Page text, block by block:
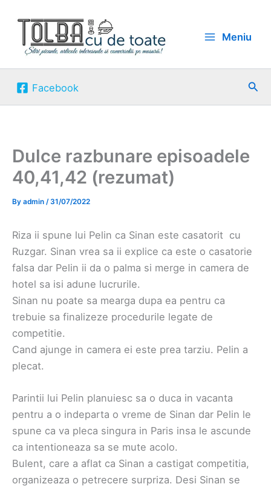
content
Meniu
Facebook
Dulce razbunare episoadele
40,41,42 (rezumat)
By admin /31/07/2022
Riza ii spune lui Pelin ca Sinan este casatorit cu
Ruzgar. Sinan vrea sa ii explice ca este o casatorie
falsa dar Pelin ii da o palma si merge in camera de
hotel sa isi adune lucrurile.
Sinan nu poate sa mearga dupa ea pentru ca
trebuie sa finalizeze procedurile legate de
competitie.
Cand ajunge in camera ei este prea tarziu. Pelin a
plecat.
Parintii lui Pelin planuiesc sa o duca in vacanta
pentru a o indeparta o vreme de Sinan dar Pelin le
spune ca va pleca singura in Paris insa le ascunde
ca intentioneaza sa se mute acolo.
Bulent, care a aflat ca Sinan a castigat competitia,
organizeaza o petrecere surpriza. Desi Sinan se